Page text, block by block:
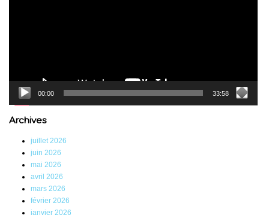
00:00 33:58
Archives
juillet 2026
juin 2026
mai 2026
avril 2026
mars 2026
février 2026
janvier 2026